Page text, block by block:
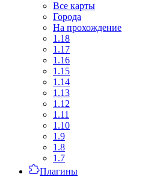
Все карты
Города
На прохождение
1.18
1.17
1.16
1.15
1.14
1.13
1.12
1.11
1.10
1.9
1.8
1.7
Плагины